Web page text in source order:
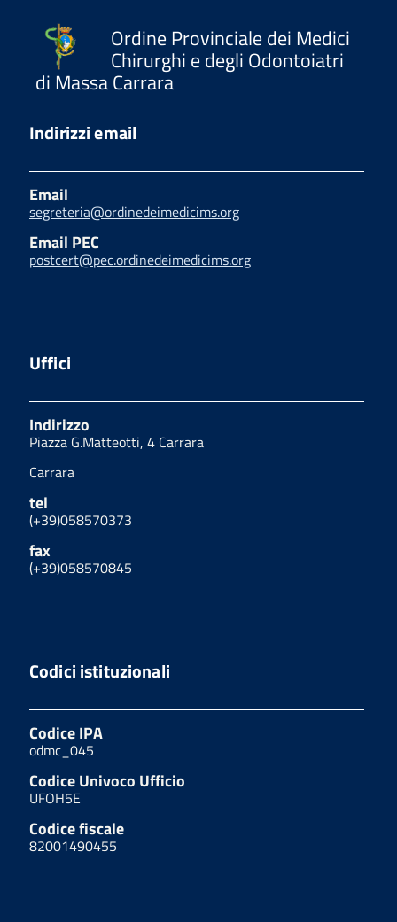
Ordine Provinciale dei Medici
Chirurghi e degli Odontoiatri
di Massa Carrara
Indirizzi email
Email
segreteria@ordinedeimedicims.org
Email PEC
postcert@pec.ordinedeimedicims.org
Uffici
Indirizzo
Piazza G.Matteotti, 4 Carrara
Carrara
tel
(+39)058570373
fax
(+39)058570845
Codici istituzionali
Codice IPA
odmc_045
Codice Univoco Ufficio
UFOH5E
Codice fiscale
82001490455